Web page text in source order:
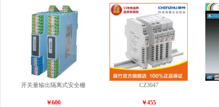
开关量输出隔离式安全栅
￥600
CZ3047
￥455